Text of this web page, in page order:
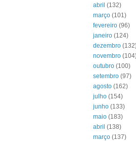
abril (132)
março (101)
fevereiro (96)
janeiro (124)
dezembro
novembro
outubro (100)
setembro (97)
agosto (162)
julho (154)
junho (133)
maio (183)
abril (138)
março (137)